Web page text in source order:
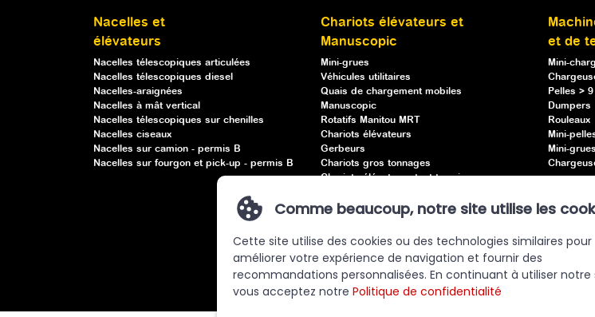
Nacelles et
élévateurs
Nacelles télescopiques articulées
Nacelles télescopiques diesel
Nacelles-araignées
Nacelles à mât vertical
Nacelles télescopiques sur chenilles
Nacelles ciseaux
Nacelles sur camion - permis B
Nacelles sur fourgon et pick-up - permis B
Chariots élévateurs et
Manuscopic
Mini-grues
Véhicules utilitaires
Quais de chargement mobiles
Manuscopic
Rotatifs Manitou MRT
Chariots élévateurs
Gerbeurs
Chariots gros tonnages
Chariots élévateurs tout terrain
Ventouses
Manuele transpallet
et de
Mini-
Pelles >
Dumpers
Rouleaux
Mini-
Mini-grues
Comme beaucoup, notre site utilise les
Cette site utilise des cookies ou des technologies similaires pour
améliorer votre expérience de navigation et fournir des
recommandations personnalisées. En continuant à utiliser notre
vous acceptez notre Politique de confidentialité